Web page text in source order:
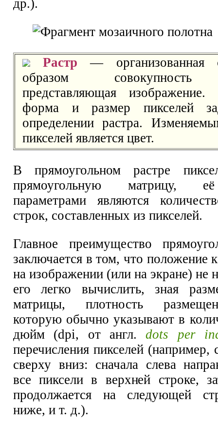
др.).
Растр — организованная
образом совокупность
представляющая изображение.
форма и размер пикселей
определении растра.
пикселей является цвет.
В прямоугольном растре
прямоугольную матрицу,
параметрами являются
строк, составленных из пикселей.
Главное преимущество
заключается в том, что положение
на изображении (или на экране) не
его легко вычислить, зная
матрицы, плотность
которую обычно указывают в
дюйм (dpi, от англ.dots per
перечисления пикселей (например,
сверху вниз: сначала слева
все пиксели в верхней строке,
продолжается на следующей
ниже, и т. д.).